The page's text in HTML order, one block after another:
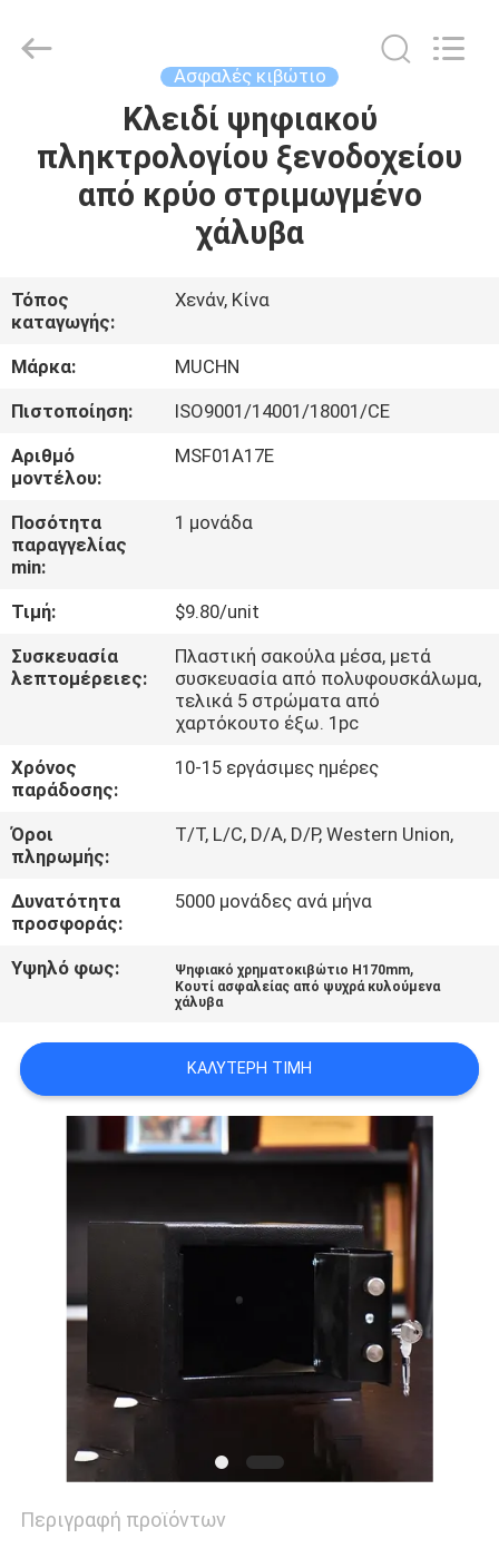
ΠΡΟΪΌΝΤΑ
ΕΜΕΊΣ
ΓΎΡΟΣ
ΕΡΓΟΣΤΑΣΊΩΝ
ΠΟΙΟΤΙΚΌΣ
ΈΛΕΓΧΟΣ
ΕΛΆΤΕ
ΣΕ
ΕΠΑΦΉ
ΕΙΔΉΣΕΙΣ
ΈΝΑ
ΑΠΌΣΠΑΣΜΑ
PRIVACY
Rights
Ασφαλές κιβώτιο
Κλειδί ψηφιακού
πληκτρολογίου ξενοδοχείου
από κρύο στριμωγμένο
χάλυβα
Τόπος
καταγωγής:
Χενάν, Κίνα
Μάρκα:
MUCHN
Πιστοποίηση:
ISO9001/14001/18001/CE
Αριθμό
μοντέλου:
MSF01A17E
Ποσότητα
παραγγελίας
min:
1 μονάδα
Τιμή:
$9.80/unit
Συσκευασία
λεπτομέρειες:
Πλαστική σακούλα μέσα, μετά
συσκευασία από πολυφουσκάλωμα,
τελικά 5 στρώματα από
χαρτόκουτο έξω. 1pc
Χρόνος
παράδοσης:
10-15 εργάσιμες ημέρες
Όροι
πληρωμής:
T/T, L/C, D/A, D/P, Western Union,
Δυνατότητα
προσφοράς:
5000 μονάδες ανά μήνα
Υψηλό φως: Ψηφιακό χρηματοκιβώτιο H170mm,
Κουτί ασφαλείας από ψυχρά κυλούμενα
χάλυβα
ΚΑΛΎΤΕΡΗ ΤΙΜΉ
Περιγραφή προϊόντων